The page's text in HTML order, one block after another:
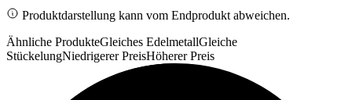
Produktdarstellung kann vom Endprodukt abweichen.
Ähnliche ProdukteGleiches EdelmetallGleiche
StückelungNiedrigerer PreisHöherer Preis